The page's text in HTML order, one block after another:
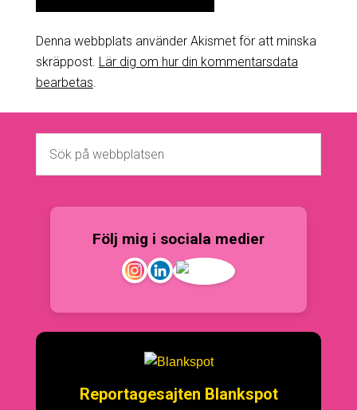
Denna webbplats använder Akismet för att minska
skräppost. Lär dig om hur din kommentarsdata
bearbetas
Följ mig i sociala medier
Reportagesajten Blankspot